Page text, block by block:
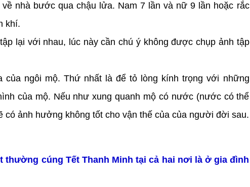
nhà bước qua chậu lửa. Nam 7 lần và nữ 9 lần hoặc rắc
khí.
lại với nhau, lúc này cần chú ý không được chụp ảnh tập
ngôi mộ. Thứ nhất là để tỏ lòng kính trọng với những
của mộ. Nếu như xung quanh mộ có nước (nước có thể
có ảnh hưởng không tốt cho vận thế của của người đời sau.
thường cúng Tết Thanh Minh tại cả hai nơi là ở gia đình